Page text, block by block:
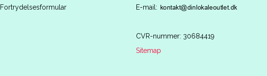
Fortrydelsesformular
E-mail:
CVR-nummer: 30684419
Sitemap